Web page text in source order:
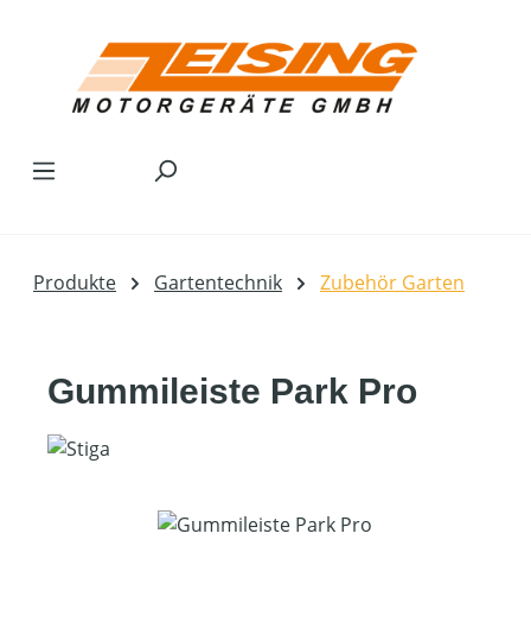
Produkte Gartentechnik Zubehör Garten
Gummileiste Park Pro
Bildergalerie überspringen